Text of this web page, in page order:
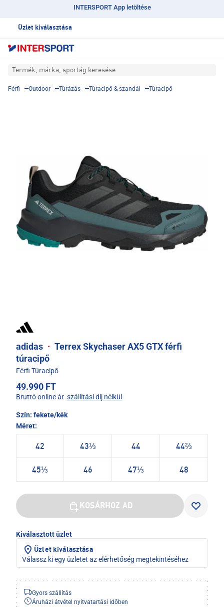
INTERSPORT App letöltése
Üzlet kiválasztása
Termék, márka, sportág keresése
Férfi Outdoor Túrázás Túracipő & szandál Túracipő
adidas · Terrex Skychaser AX5 GTX férfi
túracipő
Férfi Túracipő
49.990 FT
Bruttó online ár szállítási díj nélkül
Szín: fekete/kék
Méret:
42 43⅓ 44 44⅔
45⅓ 46 47⅓ 48
KOSÁRHOZ AD
Kiválasztott üzlet
Üzlet kiválasztása
Válassz ki egy üzletet az elérhetőség megtekintéséhez
Gyors szállítás
Áruházi átvétel nyitvatartási időben